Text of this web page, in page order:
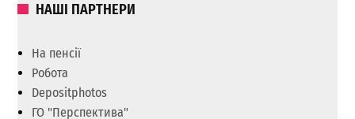
НАШІ ПАРТНЕРИ
На пенсії
Робота
Depositphotos
ГО "Перспектива"